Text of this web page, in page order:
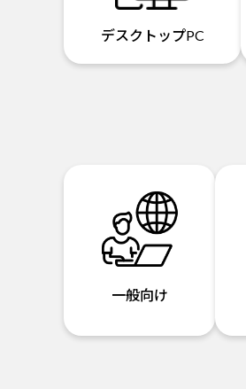
デスクトップPC
一般向け